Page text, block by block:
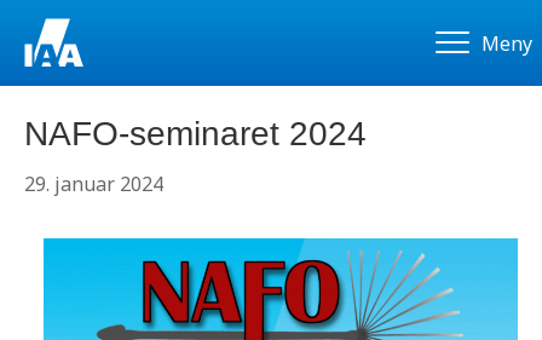
Meny
NAFO-seminaret 2024
29. januar 2024